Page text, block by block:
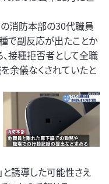
の消防本部の30代職員
で副反応が出たことか
接種拒否者として全職
余儀なくされていたと
と誘導した可能性さえ